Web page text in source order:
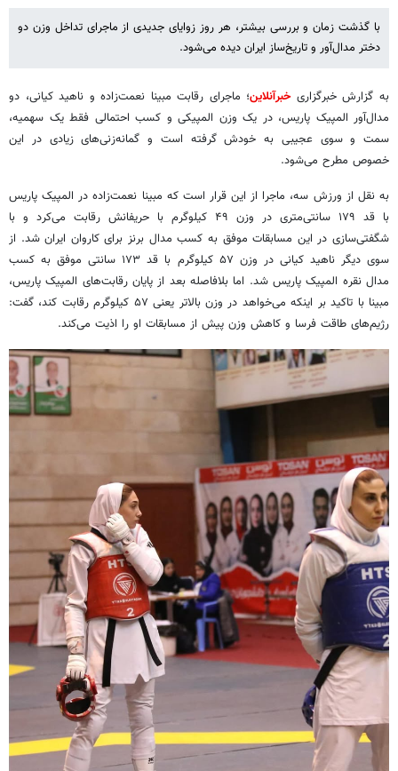
با گذشت زمان و بررسی بیشتر، هر روز زوایای جدیدی از ماجرای تداخل وزن دو
دختر مدال‌آور و تاریخ‌ساز ایران دیده می‌شود.
به گزارش خبرگزاریخبرآنلاین؛ ماجرای رقابت مبینا نعمت‌زاده و ناهید کیانی، دو
مدال‌آور المپیک پاریس، در یک وزن المپیکی و کسب احتمالی فقط یک سهمیه،
سمت و سوی عجیبی به خودش گرفته است و گمانه‌زنی‌های زیادی در این
خصوص مطرح می‌شود.
به نقل از ورزش سه، ماجرا از این قرار است که مبینا نعمت‌زاده در المپیک پاریس
با قد ۱۷۹ سانتی‌متری در وزن ۴۹ کیلوگرم با حریفانش رقابت می‌کرد و با
شگفتی‌سازی در این مسابقات موفق به کسب مدال برنز برای کاروان ایران شد. از
سوی دیگر ناهید کیانی در وزن ۵۷ کیلوگرم با قد ۱۷۳ سانتی موفق به کسب
مدال نقره المپیک پاریس شد. اما بلافاصله بعد از پایان رقابت‌های المپیک پاریس،
مبینا با تاکید بر اینکه می‌خواهد در وزن بالاتر یعنی ۵۷ کیلوگرم رقابت کند، گفت:
رژیم‌های طاقت فرسا و کاهش وزن پیش از مسابقات او را اذیت می‌کند.